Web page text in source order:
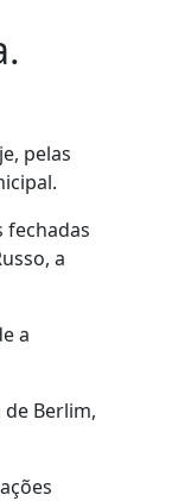
pelas
fechadas
a
a
de Berlim,